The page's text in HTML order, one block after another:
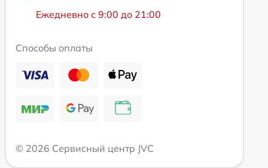
Ежедневно с 9:00 до 21:00
Способы оплаты
© 2026 Сервисный центр JVC